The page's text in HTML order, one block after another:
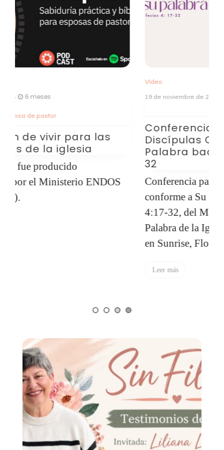
19 de noviembre de 2025
Conferencia para Mujeres:
Discípulas Conforme a Su
Palabra badasa en Efesios 4:17-
32
Conferencia para mujeres “Discípulas
conforme a Su Palabra” basada en Efesios
4:17-32, del Ministerio de Mujeres de la
Palabra de la Iglesia Gracia Sobre Gracia